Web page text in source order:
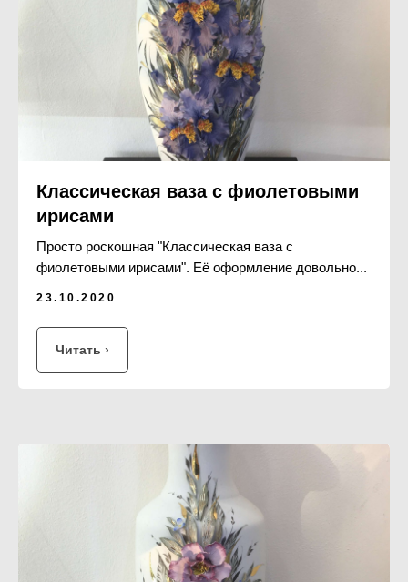
Классическая ваза с фиолетовыми
ирисами
Просто роскошная "Классическая ваза с
фиолетовыми ирисами". Её оформление довольно...
23.10.2020
Читать ›